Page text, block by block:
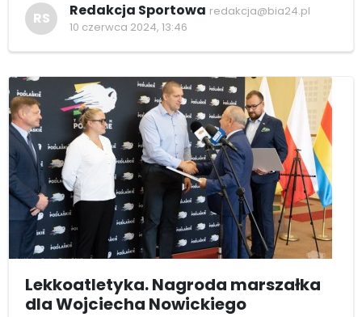
RS Redakcja Sportowa redakcja@bia24.pl
10 czerwca 2024, 13:46
Lekkoatletyka. Nagroda marszałka
dla Wojciecha Nowickiego